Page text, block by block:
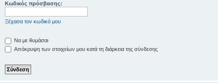
Κωδικός πρόσβασης:
Ξέχασα τον κωδικό μου
Να με θυμάσαι
Απόκρυψη των στοιχείων μου κατά τη διάρκεια της σύνδεσης